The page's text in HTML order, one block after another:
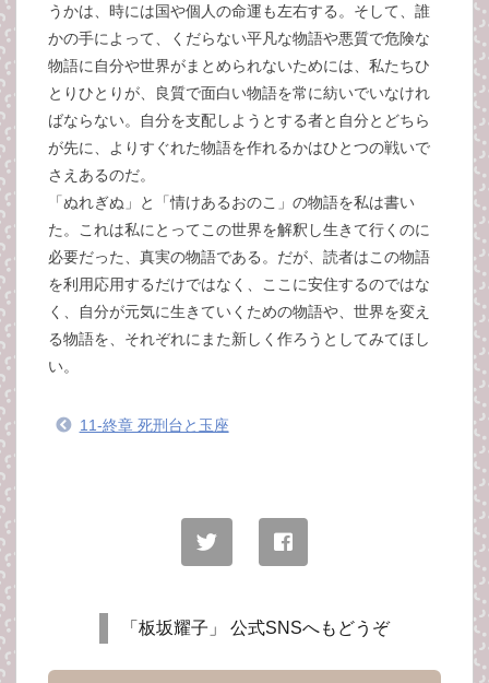
うかは、時には国や個人の命運も左右する。そして、誰
かの手によって、くだらない平凡な物語や悪質で危険な
物語に自分や世界がまとめられないためには、私たちひ
とりひとりが、良質で面白い物語を常に紡いでいなけれ
ばならない。自分を支配しようとする者と自分とどちら
が先に、よりすぐれた物語を作れるかはひとつの戦いで
さえあるのだ。
「ぬれぎぬ」と「情けあるおのこ」の物語を私は書い
た。これは私にとってこの世界を解釈し生きて行くのに
必要だった、真実の物語である。だが、読者はこの物語
を利用応用するだけではなく、ここに安住するのではな
く、自分が元気に生きていくための物語や、世界を変え
る物語を、それぞれにまた新しく作ろうとしてみてほし
い。
11-終章 死刑台と玉座
「板坂耀子」 公式SNSへもどうぞ